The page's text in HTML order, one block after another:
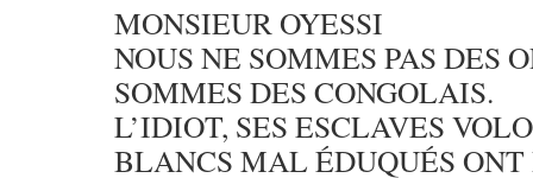
MONSIEUR OYESSI
NOUS NE SOMMES PAS DES
SOMMES DES CONGOLAIS.
L’IDIOT, SES ESCLAVES
BLANCS MAL ÉDUQUÉS